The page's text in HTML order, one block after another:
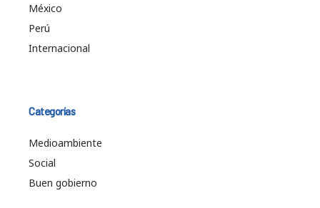
México
Perú
Internacional
Categorías
Medioambiente
Social
Buen gobierno